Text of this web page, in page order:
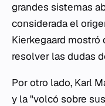
grandes sistemas
considerada el
Kierkegaard mostró
resolver las dudas
Por otro lado, Karl
y la "volcó sobre